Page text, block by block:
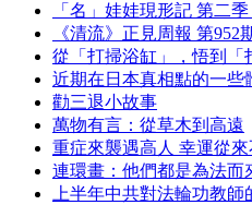
「名」娃娃現形記 第二季
《清流》正見周報 第952
從「打掃浴缸」，悟到「
近期在日本真相點的一些
勸三退小故事
萬物有言：從草木到高遠
重症來襲遇高人 幸運從來
連環畫：他們都是為法而
上半年中共對法輪功教師